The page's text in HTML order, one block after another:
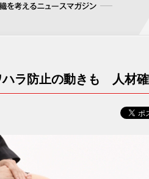
ハラ防止の動きも 人材